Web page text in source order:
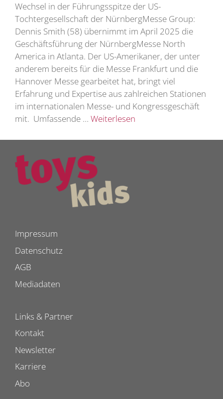
Wechsel in der Führungsspitze der US-
Tochtergesellschaft der NürnbergMesse Group:
Dennis Smith (58) übernimmt im April 2025 die
Geschäftsführung der NürnbergMesse North
America in Atlanta. Der US-Amerikaner, der unter
anderem bereits für die Messe Frankfurt und die
Hannover Messe gearbeitet hat, bringt viel
Erfahrung und Expertise aus zahlreichen Stationen
im internationalen Messe- und Kongressgeschäft
mit. Umfassende … Weiterlesen
Impressum
Datenschutz
AGB
Mediadaten
Links & Partner
Kontakt
Newsletter
Karriere
Abo